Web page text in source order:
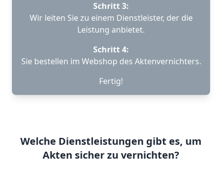
Schritt 3:
Wir leiten Sie zu einem Dienstleister, der die
Leistung anbietet.
Schritt 4:
Sie bestellen im Webshop des Aktenvernichters.
Fertig!
Welche Dienstleistungen gibt es, um
Akten sicher zu vernichten?